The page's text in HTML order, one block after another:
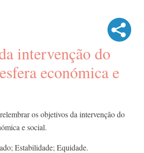
intervenção do
económica e
os objetivos da intervenção do
e social.
Estabilidade; Equidade.